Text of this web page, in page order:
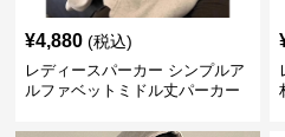
¥4,880 (税込)
レディースパーカー シンプルア
ルファベットミドル丈パーカー